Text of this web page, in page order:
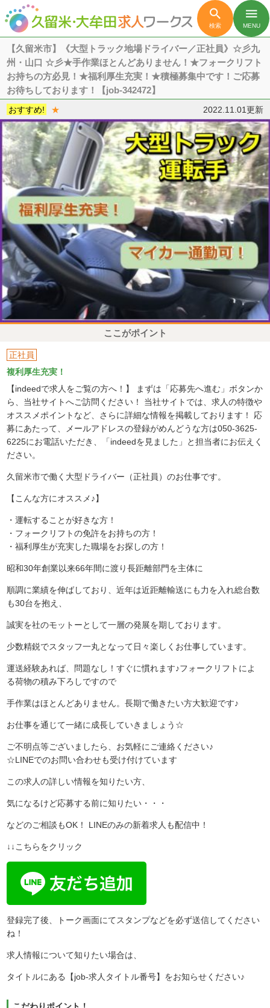

検索
menu
MENU
【久留米市】《大型トラック地場ドライバー／正社員》☆彡九
州・山口 ☆彡★手作業ほとんどありません！★フォークリフト
お持ちの方必見！★福利厚生充実！★積極募集中です！ご応募
お待ちしております！【job-342472】
おすすめ! ★ 2022.11.01更新
ここがポイント
正社員
複利厚生充実！
【indeedで求人をご覧の方へ！】 まずは「応募先へ進む」ボタンか
ら、当社サイトへご訪問ください！ 当社サイトでは、求人の特徴や
オススメポイントなど、さらに詳細な情報を掲載しております！ 応
募にあたって、メールアドレスの登録がめんどうな方は050-3625-
6225にお電話いただき、「indeedを見ました」と担当者にお伝えく
ださい。
久留米市で働く大型ドライバー（正社員）のお仕事です。
【こんな方にオススメ♪】
・運転することが好きな方！
・フォークリフトの免許をお持ちの方！
・福利厚生が充実した職場をお探しの方！
昭和30年創業以来66年間に渡り長距離部門を主体に
順調に業績を伸ばしており、近年は近距離輸送にも力を入れ総台数
も30台を抱え、
誠実を社のモットーとして一層の発展を期しております。
少数精鋭でスタッフ一丸となって日々楽しくお仕事しています。
運送経験あれば、問題なし！すぐに慣れます♪フォークリフトによ
る荷物の積み下ろしですので
手作業はほとんどありません。長期で働きたい方大歓迎です♪
お仕事を通じて一緒に成長していきましょう☆
ご不明点等ございましたら、お気軽にご連絡ください♪
☆LINEでのお問い合わせも受け付けています
この求人の詳しい情報を知りたい方、
気になるけど応募する前に知りたい・・・
などのご相談もOK！ LINEのみの新着求人も配信中！
↓↓こちらをクリック
登録完了後、トーク画面にてスタンプなどを必ず送信してください
ね！
求人情報について知りたい場合は、
タイトルにある【job-求人タイトル番号】をお知らせください♪
こだわりポイント！